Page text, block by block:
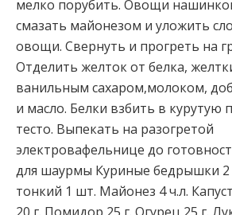
мелко порубить. Овощи
смазать майонезом и уложить
овощи. Свернуть и прогреть на
Отделить желток от белка,
ванильным сахаром,молоком,
и масло. Белки взбить в курутую
тесто. Выпекать на разогретой
электровафельнице до
для шаурмы Куриные бедрышки
тонкий 1 шт. Майонез 4 ч.л.